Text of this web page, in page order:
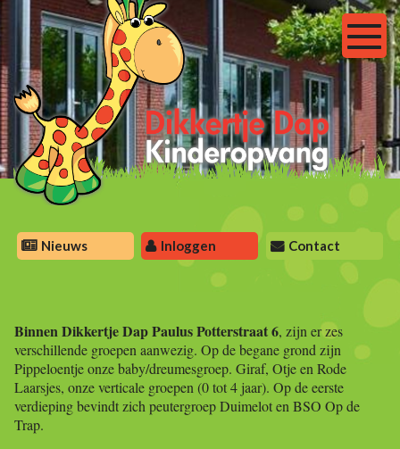
Nieuws Inloggen Contact
Binnen Dikkertje Dap Paulus Potterstraat 6, zijn er zes
verschillende groepen aanwezig. Op de begane grond zijn
Pippeloentje onze baby/dreumesgroep. Giraf, Otje en Rode
Laarsjes, onze verticale groepen (0 tot 4 jaar). Op de eerste
verdieping bevindt zich peutergroep Duimelot en BSO Op de
Trap.